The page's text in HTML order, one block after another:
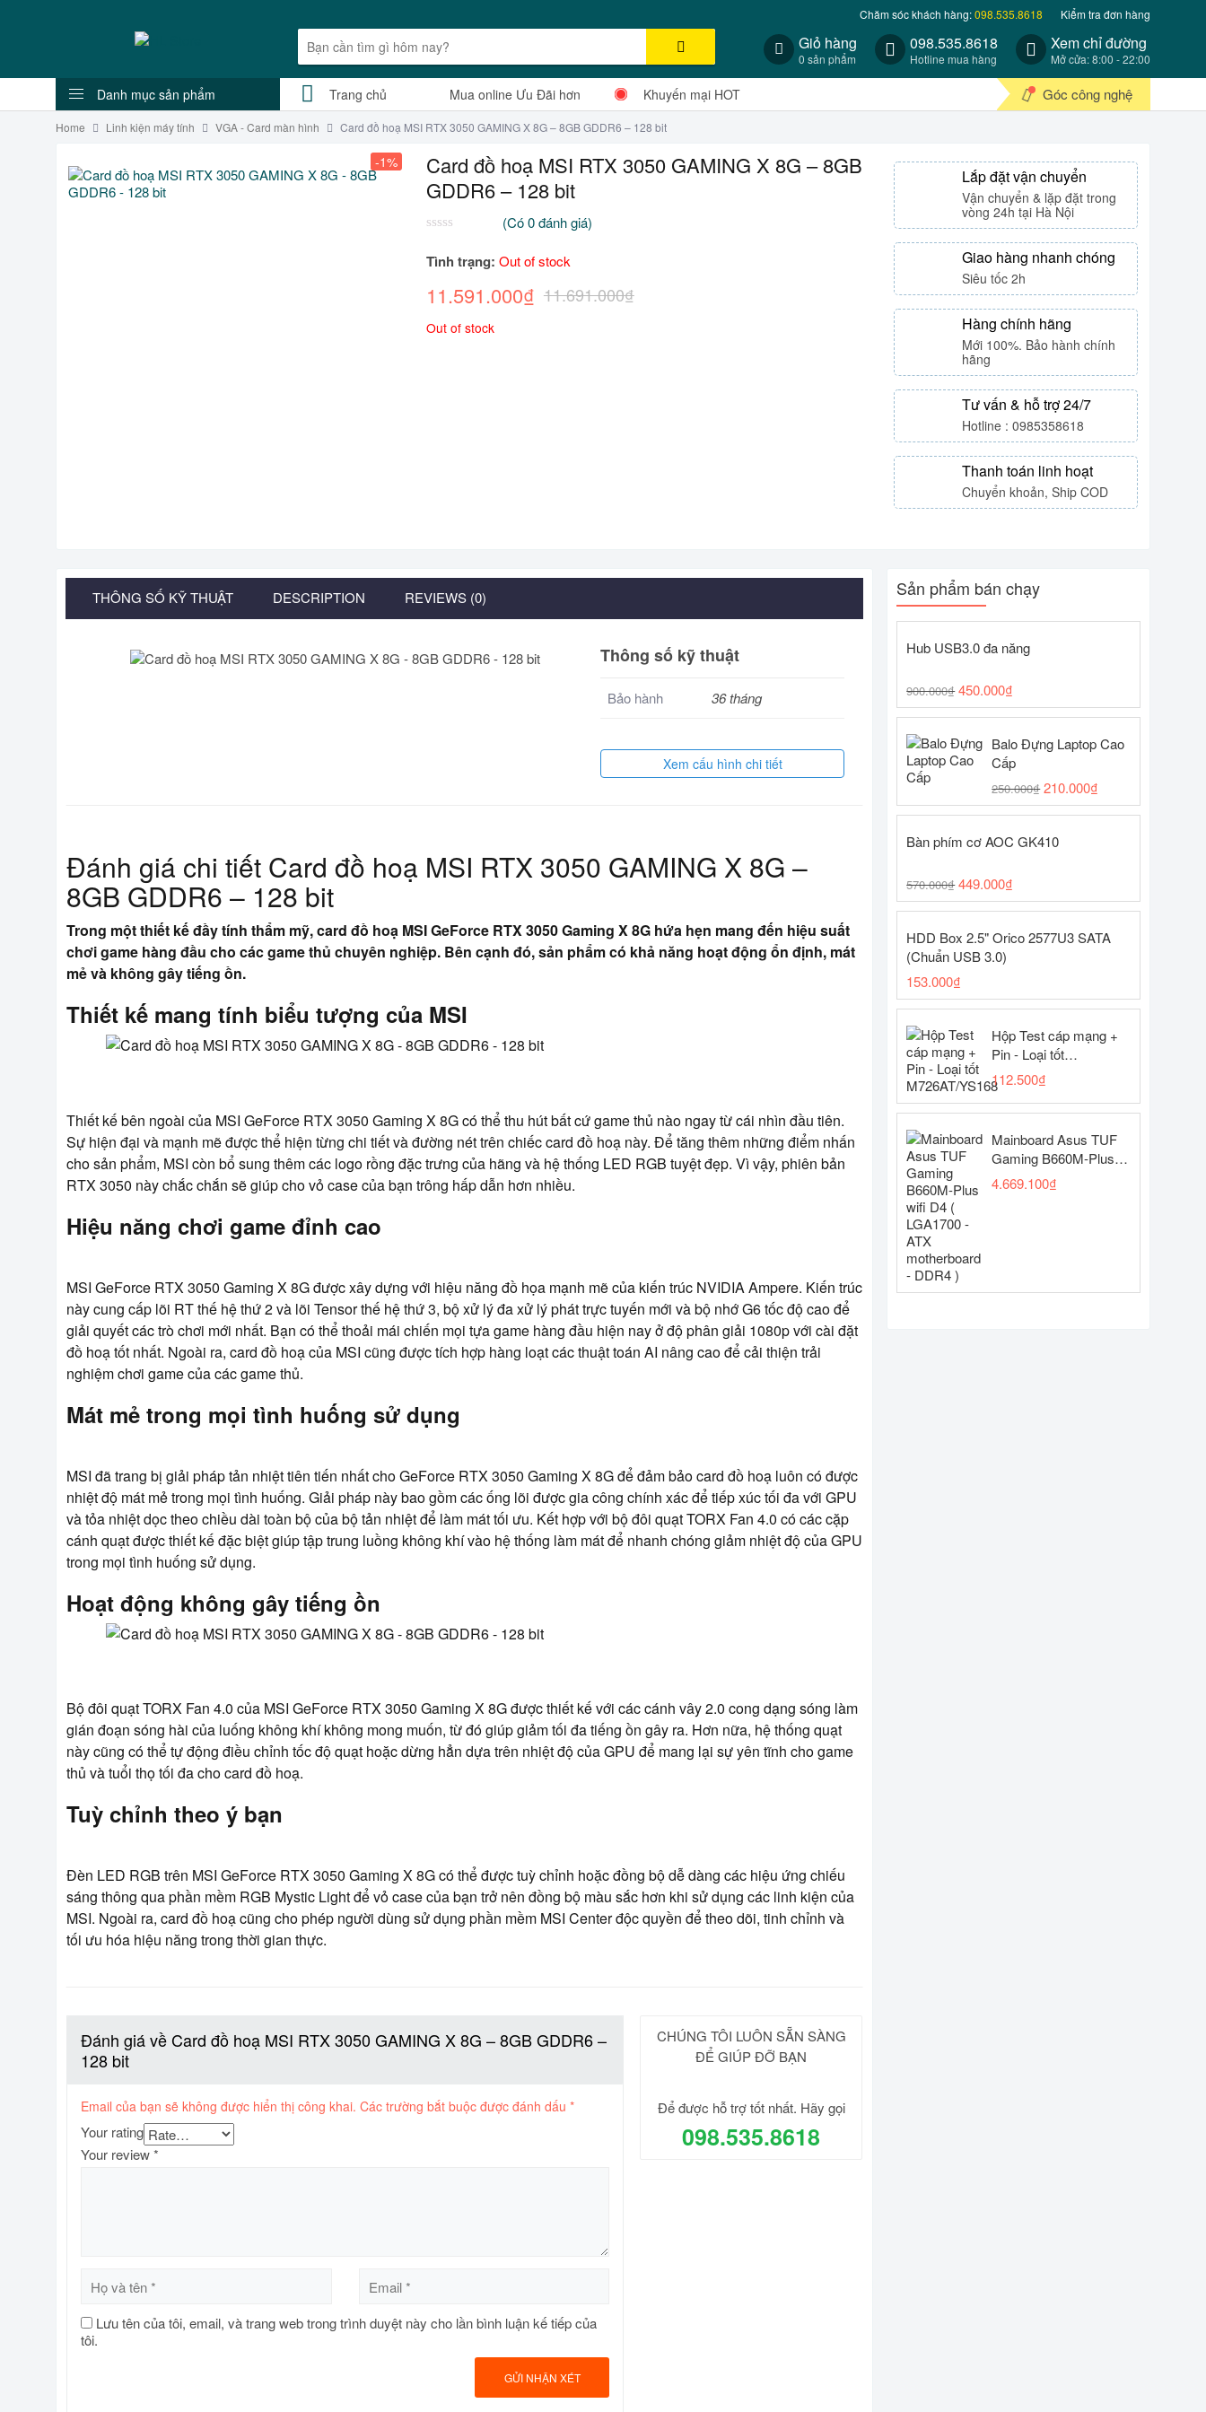
Chăm sóc khách hàng:098.535.8618 Kiểm tra đơn hàng
Giỏ hàng
0 sản phẩm
098.535.8618
Hotline mua hàng
Xem chỉ đường
Mở cửa: 8:00 - 22:00
Danh mục sản phẩm Trang chủ Mua online Ưu Đãi hơn Khuyến mại HOT Góc công nghệ
Home Linh kiện máy tính VGA - Card màn hình Card đồ hoạ MSI RTX 3050 GAMING X 8G – 8GB GDDR6 – 128 bit
-1%
Card đồ hoạ MSI RTX 3050 GAMING X 8G – 8GB
GDDR6 – 128 bit
trên
5
trên
giá
(Có0đánh giá)
Tình trạng: Out of stock
11.691.000₫
11.591.000₫
Out of stock
Lắp đặt vận chuyển
Vận chuyển & lặp đặt trong
vòng 24h tại Hà Nội
Giao hàng nhanh chóng
Siêu tốc 2h
Hàng chính hãng
Mới 100%. Bảo hành chính
hãng
Tư vấn & hỗ trợ 24/7
Hotline : 0985358618
Thanh toán linh hoạt
Chuyển khoản, Ship COD
THÔNG SỐ KỸ THUẬT DESCRIPTION REVIEWS (0)
Thông số kỹ thuật
Bảo hành 36 tháng
Xem cấu hình chi tiết
Đánh giá chi tiết Card đồ hoạ MSI RTX 3050 GAMING X 8G –
8GB GDDR6 – 128 bit
Trong một thiết kế đầy tính thẩm mỹ, card đồ hoạ MSI GeForce RTX 3050 Gaming X 8G hứa hẹn mang đến hiệu suất
chơi game hàng đầu cho các game thủ chuyên nghiệp. Bên cạnh đó, sản phẩm có khả năng hoạt động ổn định, mát
mẻ và không gây tiếng ồn.
Thiết kế mang tính biểu tượng của MSI
Thiết kế bên ngoài của MSI GeForce RTX 3050 Gaming X 8G có thể thu hút bất cứ game thủ nào ngay từ cái nhìn đầu tiên.
Sự hiện đại và mạnh mẽ được thể hiện từng chi tiết và đường nét trên chiếc card đồ hoạ này. Để tăng thêm những điểm nhấn
cho sản phẩm, MSI còn bổ sung thêm các logo rồng đặc trưng của hãng và hệ thống LED RGB tuyệt đẹp. Vì vậy, phiên bản
RTX 3050 này chắc chắn sẽ giúp cho vỏ case của bạn trông hấp dẫn hơn nhiều.
Hiệu năng chơi game đỉnh cao
MSI GeForce RTX 3050 Gaming X 8G được xây dựng với hiệu năng đồ họa mạnh mẽ của kiến ​​trúc NVIDIA Ampere. Kiến trúc
này cung cấp lõi RT thế hệ thứ 2 và lõi Tensor thế hệ thứ 3, bộ xử lý đa xử lý phát trực tuyến mới và bộ nhớ G6 tốc độ cao để
giải quyết các trò chơi mới nhất. Bạn có thể thoải mái chiến mọi tựa game hàng đầu hiện nay ở độ phân giải 1080p với cài đặt
đồ hoạ tốt nhất. Ngoài ra, card đồ hoạ của MSI cũng được tích hợp hàng loạt các thuật toán AI nâng cao để cải thiện trải
nghiệm chơi game của các game thủ.
Mát mẻ trong mọi tình huống sử dụng
MSI đã trang bị giải pháp tản nhiệt tiên tiến nhất cho GeForce RTX 3050 Gaming X 8G để đảm bảo card đồ hoạ luôn có được
nhiệt độ mát mẻ trong mọi tình huống. Giải pháp này bao gồm các ống lõi được gia công chính xác để tiếp xúc tối đa với GPU
và tỏa nhiệt dọc theo chiều dài toàn bộ của bộ tản nhiệt để làm mát tối ưu. Kết hợp với bộ đôi quạt TORX Fan 4.0 có các cặp
cánh quạt được thiết kế đặc biệt giúp tập trung luồng không khí vào hệ thống làm mát để nhanh chóng giảm nhiệt độ của GPU
trong mọi tình huống sử dụng.
Hoạt động không gây tiếng ồn
Bộ đôi quạt TORX Fan 4.0 của MSI GeForce RTX 3050 Gaming X 8G được thiết kế với các cánh vây 2.0 cong dạng sóng làm
gián đoạn sóng hài của luống không khí không mong muốn, từ đó giúp giảm tối đa tiếng ồn gây ra. Hơn nữa, hệ thống quạt
này cũng có thể tự động điều chỉnh tốc độ quạt hoặc dừng hẳn dựa trên nhiệt độ của GPU để mang lại sự yên tĩnh cho game
thủ và tuổi thọ tối đa cho card đồ hoạ.
Tuỳ chỉnh theo ý bạn
Đèn LED RGB trên MSI GeForce RTX 3050 Gaming X 8G có thể được tuỳ chỉnh hoặc đồng bộ dễ dàng các hiệu ứng chiếu
sáng thông qua phần mềm RGB Mystic Light để vỏ case của bạn trở nên đồng bộ màu sắc hơn khi sử dụng các linh kiện của
MSI. Ngoài ra, card đồ hoạ cũng cho phép người dùng sử dụng phần mềm MSI Center độc quyền để theo dõi, tinh chỉnh và
tối ưu hóa hiệu năng trong thời gian thực.
Đánh giá về Card đồ hoạ MSI RTX 3050 GAMING X 8G – 8GB GDDR6 –
128 bit
Email của bạn sẽ không được hiển thị công khai. Các trường bắt buộc được đánh dấu *
Your rating
Your review*
Lưu tên của tôi, email, và trang web trong trình duyệt này cho lần bình luận kế tiếp của
tôi.
CHÚNG TÔI LUÔN SẴN SÀNG
ĐỂ GIÚP ĐỠ BẠN
Để được hỗ trợ tốt nhất. Hãy gọi
098.535.8618
Sản phẩm bán chạy
Hub USB3.0 đa năng
900.000₫ 450.000₫
Balo Đựng Laptop Cao
Cấp
250.000₫ 210.000₫
Bàn phím cơ AOC GK410
570.000₫ 449.000₫
HDD Box 2.5" Orico 2577U3 SATA
(Chuẩn USB 3.0)
153.000₫
Hộp Test cáp mạng +
Pin - Loại tốt
M726AT/YS168
112.500₫
Mainboard Asus TUF
Gaming B660M-Plus
wifi D4 ( LGA1700 -
ATX motherboard -
4.669.100₫